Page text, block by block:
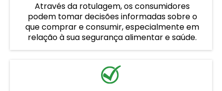
Através da rotulagem, os consumidores
podem tomar decisões informadas sobre o
que comprar e consumir, especialmente em
relação à sua segurança alimentar e saúde.